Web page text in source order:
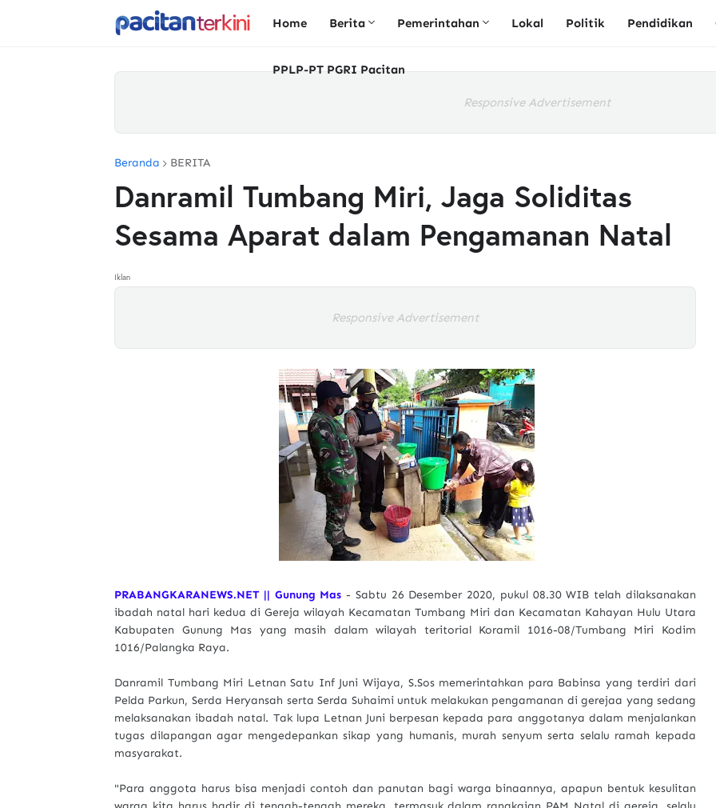
Home Berita Pemerintahan Lokal Politik Pendidikan
PPLP-PT PGRI Pacitan
Responsive Advertisement
Beranda BERITA
Danramil Tumbang Miri, Jaga Soliditas
Sesama Aparat dalam Pengamanan Natal
Iklan
Responsive Advertisement
PRABANGKARANEWS.NET || Gunung Mas - Sabtu 26 Desember 2020, pukul 08.30 WIB telah dilaksanakan
ibadah natal hari kedua di Gereja wilayah Kecamatan Tumbang Miri dan Kecamatan Kahayan Hulu Utara
Kabupaten Gunung Mas yang masih dalam wilayah teritorial Koramil 1016-08/Tumbang Miri Kodim
1016/Palangka Raya.
Danramil Tumbang Miri Letnan Satu Inf Juni Wijaya, S.Sos memerintahkan para Babinsa yang terdiri dari
Pelda Parkun, Serda Heryansah serta Serda Suhaimi untuk melakukan pengamanan di gerejaa yang sedang
melaksanakan ibadah natal. Tak lupa Letnan Juni berpesan kepada para anggotanya dalam menjalankan
tugas dilapangan agar mengedepankan sikap yang humanis, murah senyum serta selalu ramah kepada
masyarakat.
"Para anggota harus bisa menjadi contoh dan panutan bagi warga binaannya, apapun bentuk kesulitan